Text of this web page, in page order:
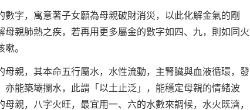
字，寓意著子女願為母親破財消災，以此化解金氣的剛
親肺熱之疾，若再用更多屬金的數字如四、九，則如同火
。
親，其本命五行屬水，水性流動，主腎臟與血液循環，發
能築壩攔水，此謂「以土止泛」，能穩定母親的情緒波
親，八字火旺，最宜用一、六的水數來調候，水火既濟，